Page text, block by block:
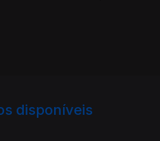
disponíveis